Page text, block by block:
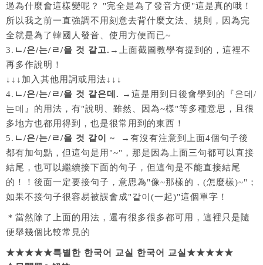
過為什麼會這樣變呢？ "完全是為了發音方便"這是真的哦！
所以我之前一直強調不用刻意去背什麼文法、規則，因為完
全就是為了韓國人發音、使用方便而已~
3. ㄴ/은/는/ㄹ/을 것 같고. →上面截圖教學有提到的，這裡不
再多作說明！
↓↓↓加入其他用詞或用法↓↓↓
4. ㄴ/은/는/ㄹ/을 것 같은데.
→這是用到日後會學到的『은데/
는데』的用法，有"說明、雖然、因為~樣"等多種意思，且很
多地方也都用得到，也是很常用到的東西！
5. ㄴ/은/는/ㄹ/을 것 같이 ~
→有沒有注意到上面4個句子後
都有加句點，但這句是用"~"，那是因為上面三句都可以直接
結尾，也可以繼續接下面的句子，但這句是不能直接結尾
的！！後面一定要接句子，意思為"像~那樣的，(怎麼樣)~"；
如果不接句子很容易被誤會成"같이(一起)"這個單字！
＊當然除了上面的用法，還有很多很多都可用，這裡只是隨
便舉幾個比較常見的
★★★★★특별한 한국어 교실 한국어 교실★★★★★